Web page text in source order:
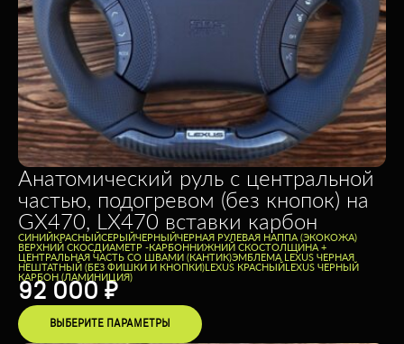
Анатомический руль с центральной
частью, подогревом (без кнопок) на
GX470, LX470 вставки карбон
CИНИЙКРАСНЫЙСЕРЫЙЧЕРНЫЙЧЕРНАЯ РУЛЕВАЯ НАППА (ЭКОКОЖА)
ВЕРХНИЙ СКОСДИАМЕТР -КАРБОННИЖНИЙ СКОСТОЛЩИНА +
ЦЕНТРАЛЬНАЯ ЧАСТЬ СО ШВАМИ (КАНТИК)ЭМБЛЕМА LEXUS ЧЕРНАЯ
НЕШТАТНЫЙ (БЕЗ ФИШКИ И КНОПКИ)LEXUS КРАСНЫЙLEXUS ЧЕРНЫЙ
КАРБОН (ЛАМИНИЦИЯ)
92 000 ₽
ВЫБЕРИТЕ ПАРАМЕТРЫ